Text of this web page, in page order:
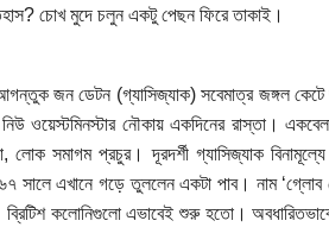
চোখ মুদে চলুন একটু পেছন ফিরে তাকাই।
জন ডেটন (গ্যাসিজ্যাক) সবেমাত্র জঙ্গল কেটে
নিউ ওয়েস্টমিনস্টার নৌকায় একদিনের রাস্তা।
লোক সমাগম প্রচুর। দূরদর্শী গ্যাসিজ্যাক
সালে এখানে গড়ে তুললেন একটা পাব। নাম
কলোনিগুলো এভাবেই শুরু হতো।